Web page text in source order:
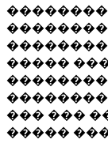
�����
��� ���
�����